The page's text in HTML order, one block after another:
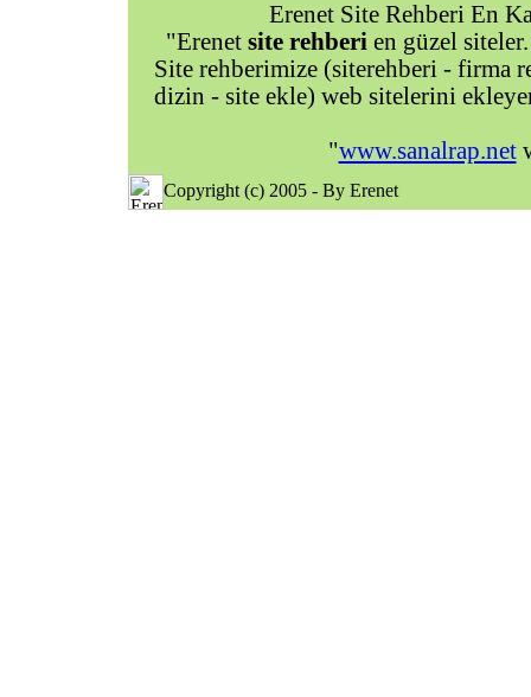
Erenet Site Rehberi En
"Erenet site rehberi en güzel
Site rehberimize (siterehberi - firma
dizin - site ekle) web sitelerini
"www.sanalrap.net
Copyright (c) 2005 - By Erenet